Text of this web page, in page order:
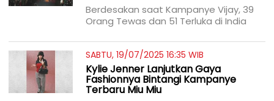
Berdesakan saat Kampanye Vijay, 39
Orang Tewas dan 51 Terluka di India
SABTU, 19/07/2025 16:35 WIB
Kylie Jenner Lanjutkan Gaya
Fashionnya Bintangi Kampanye
Terbaru Miu Miu